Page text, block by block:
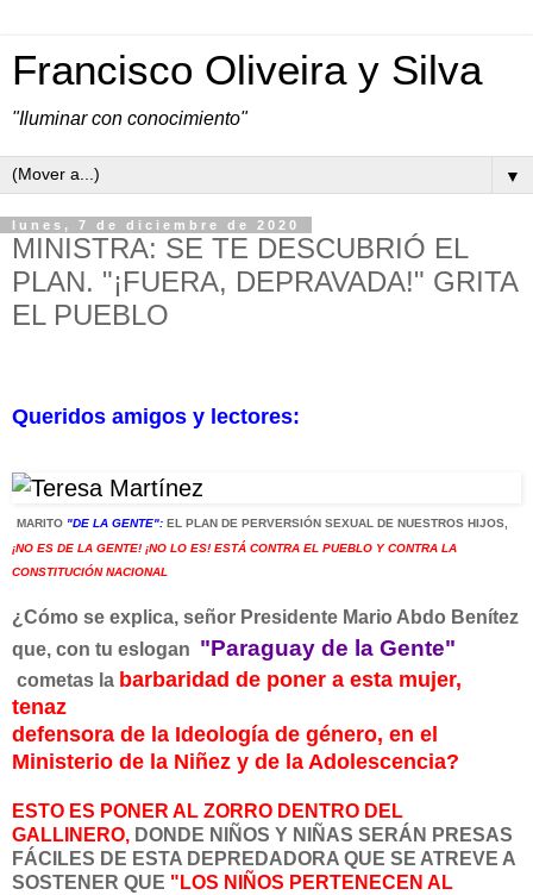
Francisco Oliveira y Silva
"Iluminar con conocimiento"
▼
lunes, 7 de diciembre de 2020
MINISTRA: SE TE DESCUBRIÓ EL
PLAN. "¡FUERA, DEPRAVADA!" GRITA
EL PUEBLO
Queridos amigos y lectores:
MARITO "DE LA GENTE": EL PLAN DE PERVERSIÓN SEXUAL DE NUESTROS HIJOS,
¡NO ES DE LA GENTE! ¡NO LO ES! ESTÁ CONTRA EL PUEBLO Y CONTRA LA
CONSTITUCIÓN NACIONAL
¿Cómo se explica, señor Presidente Mario Abdo Benítez
que, con tu eslogan "Paraguay de la Gente"
cometas la barbaridad de poner a esta mujer,
tenaz
defensora de la Ideología de género, en el
Ministerio de la Niñez y de la Adolescencia?
ESTO ES PONER AL ZORRO DENTRO DEL
GALLINERO, DONDE NIÑOS Y NIÑAS SERÁN PRESAS
FÁCILES DE ESTA DEPREDADORA QUE SE ATREVE A
SOSTENER QUE "LOS NIÑOS PERTENECEN AL